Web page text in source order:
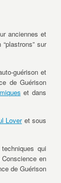
anciennes et
sur
guérison et
de Guérison
et dans
Loveret sous
qui
en
de Guérison